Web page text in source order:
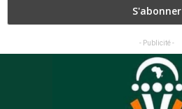
- Publicité -